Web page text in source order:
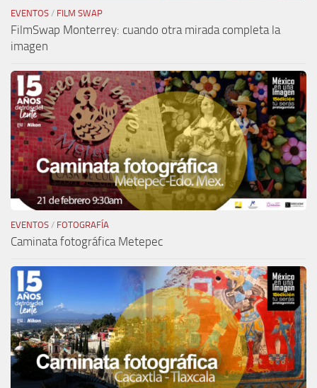
EVENTOS / FILM SWAP
FilmSwap Monterrey: cuando otra mirada completa la
imagen
EVENTOS / FOTOGRAFÍA
Caminata fotográfica Metepec